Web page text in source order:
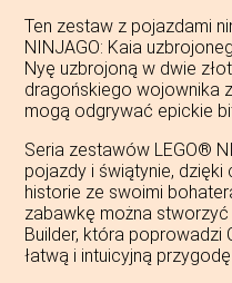
Ten zestaw z pojazdami
NINJAGO: Kaia
Nyę uzbrojoną w dwie
dragońskiego wojownika
mogą odgrywać epickie
Seria zestawów LEGO®
pojazdy i świątynie,
historie ze swoimi
zabawkę można
Builder, która poprowadzi
łatwą i intuicyjną